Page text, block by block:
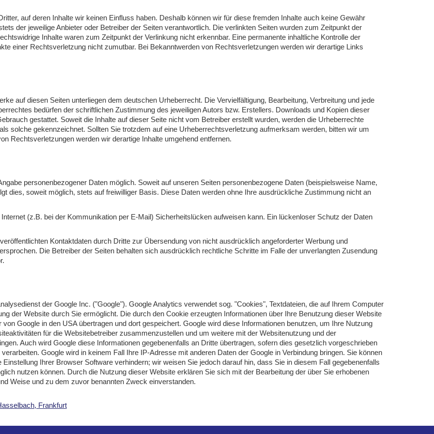
auf deren Inhalte wir keinen Einfluss haben. Deshalb können wir für diese fremden Inhalte auch keine Gewähr
der jeweilige Anbieter oder Betreiber der Seiten verantwortlich. Die verlinkten Seiten wurden zum Zeitpunkt der
Inhalte waren zum Zeitpunkt der Verlinkung nicht erkennbar. Eine permanente inhaltliche Kontrolle der
einer Rechtsverletzung nicht zumutbar. Bei Bekanntwerden von Rechtsverletzungen werden wir derartige Links
auf diesen Seiten unterliegen dem deutschen Urheberrecht. Die Vervielfältigung, Bearbeitung, Verbreitung und jede
bedürfen der schriftlichen Zustimmung des jeweiligen Autors bzw. Erstellers. Downloads und Kopien dieser
gestattet. Soweit die Inhalte auf dieser Seite nicht vom Betreiber erstellt wurden, werden die Urheberrechte
solche gekennzeichnet. Sollten Sie trotzdem auf eine Urheberrechtsverletzung aufmerksam werden, bitten wir um
Rechtsverletzungen werden wir derartige Inhalte umgehend entfernen.
personenbezogener Daten möglich. Soweit auf unseren Seiten personenbezogene Daten (beispielsweise Name,
dies, soweit möglich, stets auf freiwilliger Basis. Diese Daten werden ohne Ihre ausdrückliche Zustimmung nicht an
(z.B. bei der Kommunikation per E-Mail) Sicherheitslücken aufweisen kann. Ein lückenloser Schutz der Daten
Kontaktdaten durch Dritte zur Übersendung von nicht ausdrücklich angeforderter Werbung und
Die Betreiber der Seiten behalten sich ausdrücklich rechtliche Schritte im Falle der unverlangten Zusendung
der Google Inc. ("Google"). Google Analytics verwendet sog. "Cookies", Textdateien, die auf Ihrem Computer
der Website durch Sie ermöglicht. Die durch den Cookie erzeugten Informationen über Ihre Benutzung dieser Website
Google in den USA übertragen und dort gespeichert. Google wird diese Informationen benutzen, um Ihre Nutzung
für die Websitebetreiber zusammenzustellen und um weitere mit der Websitenutzung und der
Auch wird Google diese Informationen gegebenenfalls an Dritte übertragen, sofern dies gesetzlich vorgeschrieben
Google wird in keinem Fall Ihre IP-Adresse mit anderen Daten der Google in Verbindung bringen. Sie können
Ihrer Browser Software verhindern; wir weisen Sie jedoch darauf hin, dass Sie in diesem Fall gegebenenfalls
nutzen können. Durch die Nutzung dieser Website erklären Sie sich mit der Bearbeitung der über Sie erhobenen
Weise und zu dem zuvor benannten Zweck einverstanden.
Frankfurt